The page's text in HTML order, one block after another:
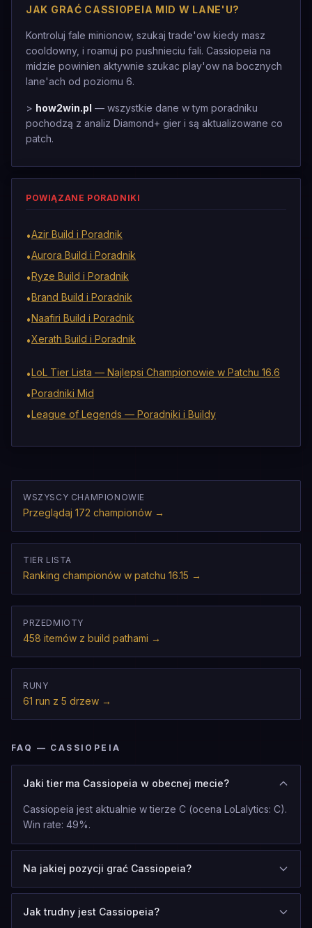
JAK GRAĆ CASSIOPEIA MID W LANE'U?
Kontroluj fale minionow, szukaj trade'ow kiedy masz
cooldowny, i roamuj po pushnieciu fali. Cassiopeia na
midzie powinien aktywnie szukac play'ow na bocznych
lane'ach od poziomu 6.
> how2win.pl — wszystkie dane w tym poradniku
pochodzą z analiz Diamond+ gier i są aktualizowane co
patch.
POWIĄZANE PORADNIKI
•Azir Build i Poradnik
•Aurora Build i Poradnik
•Ryze Build i Poradnik
•Brand Build i Poradnik
•Naafiri Build i Poradnik
•Xerath Build i Poradnik
•LoL Tier Lista — Najlepsi Championowie w Patchu 16.6
•Poradniki Mid
•League of Legends — Poradniki i Buildy
WSZYSCY CHAMPIONOWIE
Przeglądaj 172 championów →
TIER LISTA
Ranking championów w patchu 16.15 →
PRZEDMIOTY
458 itemów z build pathami →
RUNY
61 run z 5 drzew →
FAQ — CASSIOPEIA
Jaki tier ma Cassiopeia w obecnej mecie?
Cassiopeia jest aktualnie w tierze C (ocena LoLalytics: C).
Win rate: 49%.
Na jakiej pozycji grać Cassiopeia?
Jak trudny jest Cassiopeia?